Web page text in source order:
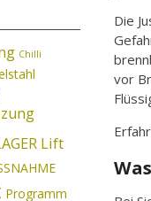
Die
vor
Chilli
Lift
Programm